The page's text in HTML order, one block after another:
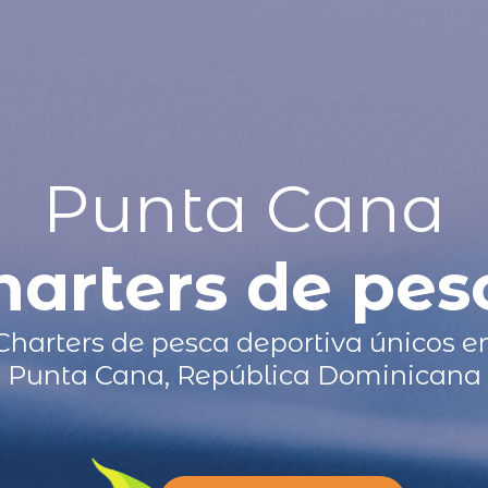
Punta Cana
de
de pesca deportiva únicos
Punta Cana, República Dominicana